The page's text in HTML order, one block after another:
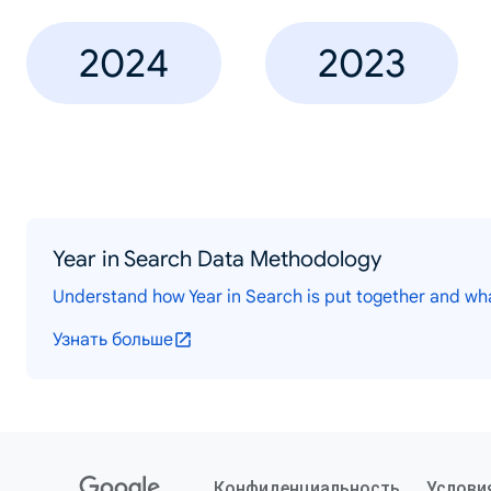
2024 2023
Year in Search Data Methodology
Understand how Year in Search is put together and
Узнать больше